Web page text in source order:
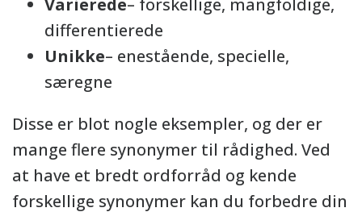
Varierede– forskellige, mangfoldige,
differentierede
Unikke– enestående, specielle,
særegne
Disse er blot nogle eksempler, og der er
mange flere synonymer til rådighed. Ved
at have et bredt ordforråd og kende
forskellige synonymer kan du forbedre din